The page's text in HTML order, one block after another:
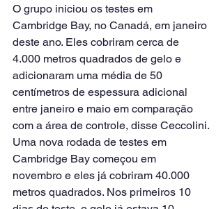
O grupo iniciou os testes em
Cambridge Bay, no Canadá, em janeiro
deste ano. Eles cobriram cerca de
4.000 metros quadrados de gelo e
adicionaram uma média de 50
centímetros de espessura adicional
entre janeiro e maio em comparação
com a área de controle, disse Ceccolini.
Uma nova rodada de testes em
Cambridge Bay começou em
novembro e eles já cobriram 40.000
metros quadrados. Nos primeiros 10